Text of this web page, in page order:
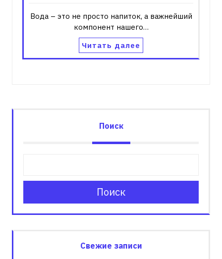
Вода – это не просто напиток‚ а важнейший
компонент нашего…
Читать далее
Поиск
Поиск
Свежие записи